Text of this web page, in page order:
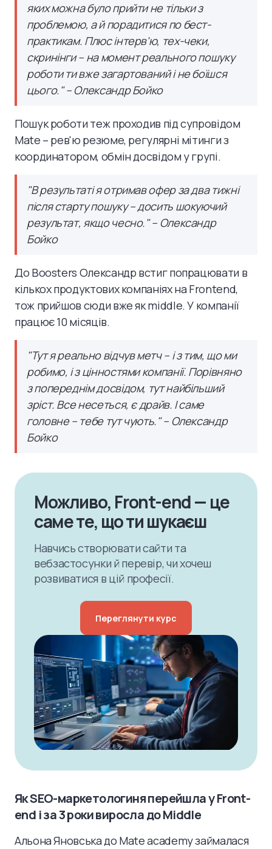
яких можна було прийти не тільки з
проблемою, а й порадитися по бест-
практикам. Плюс інтерв'ю, тех-чеки,
скринінги – на момент реального пошуку
роботи ти вже загартований і не боїшся
цього." – Олександр Бойко
Пошук роботи теж проходив під супровідом
Mate – рев'ю резюме, регулярні мітинги з
координатором, обмін досвідом у групі.
"В результаті я отримав офер за два тижні
після старту пошуку – досить шокуючий
результат, якщо чесно." – Олександр
Бойко
До Boosters Олександр встиг попрацювати в
кількох продуктових компаніях на Frontend,
тож прийшов сюди вже як middle. У компанії
працює 10 місяців.
"Тут я реально відчув метч – і з тим, що ми
робимо, і з цінностями компанії. Порівняно
з попереднім досвідом, тут найбільший
зріст. Все несеться, є драйв. І саме
головне – тебе тут чують." – Олександр
Бойко
Можливо, Front-end — це
саме те, що ти шукаєш
Навчись створювати сайти та
вебзастосунки й перевір, чи хочеш
розвиватися в цій професії.
Переглянути курс
Як SEO-маркетологиня перейшла у Front-
end і за 3 роки виросла до Middle
Альона Яновська до Mate academy займалася